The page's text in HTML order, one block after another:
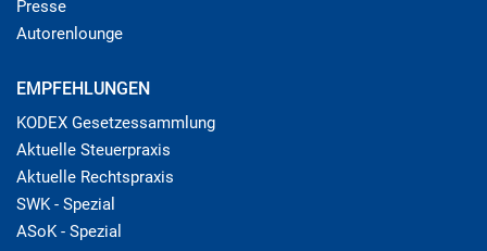
Presse
Autorenlounge
EMPFEHLUNGEN
KODEX Gesetzessammlung
Aktuelle Steuerpraxis
Aktuelle Rechtspraxis
SWK - Spezial
ASoK - Spezial